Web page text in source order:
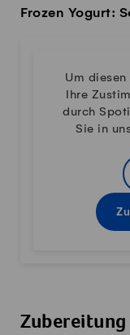
Frozen Yogurt:
Um
Ihre
durch
Sie in
Zubereitung